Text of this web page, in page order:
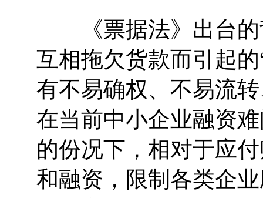
《票据法》出台的
互相拖欠货款而引起
有不易确权、不易流
在当前中小企业融资
的份况下，相对于应
和融资，限制各类企